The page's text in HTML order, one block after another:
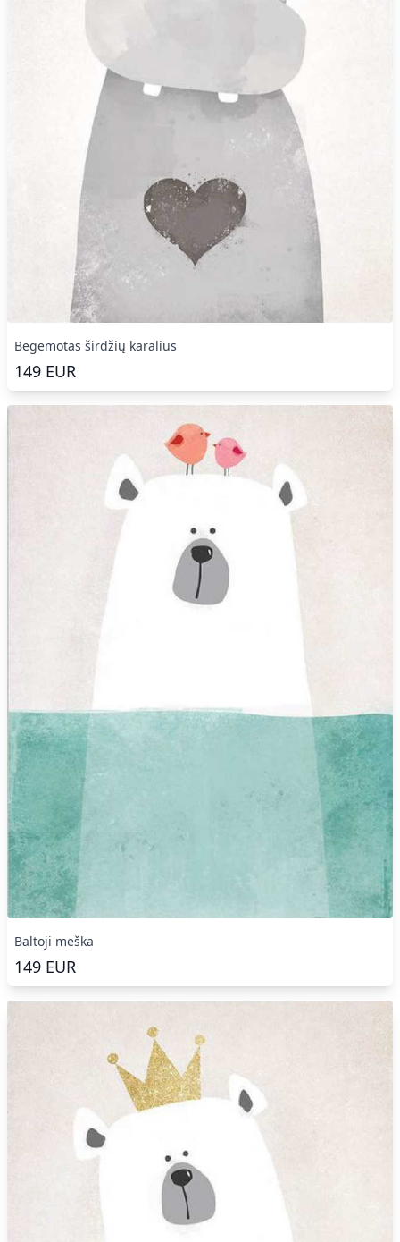
Begemotas širdžių karalius
149 EUR
Baltoji meška
149 EUR